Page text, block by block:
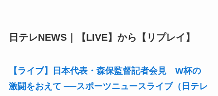
日テレNEWS｜【LIVE】から【リプレイ】
【ライブ】日本代表・森保監督記者会見 W杯の
激闘をおえて ──スポーツニュースライブ（日テレ